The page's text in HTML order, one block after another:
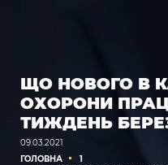
ЩО НОВОГО В
ОХОРОНИ
ТИЖДЕНЬ
09.03.2021
ГОЛОВНА
1